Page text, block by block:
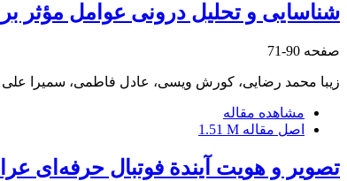
شناسایی و تحلیل درونی عوامل مؤثر
صفحه 90-71
زیبا محمد رضایی، کورش ویسی، عادل فاطمی، سمیرا
مشاهده مقاله
اصل مقاله 1.51 M
تصویر و هویت‌ آیندة فوتبال حرفه‌ای